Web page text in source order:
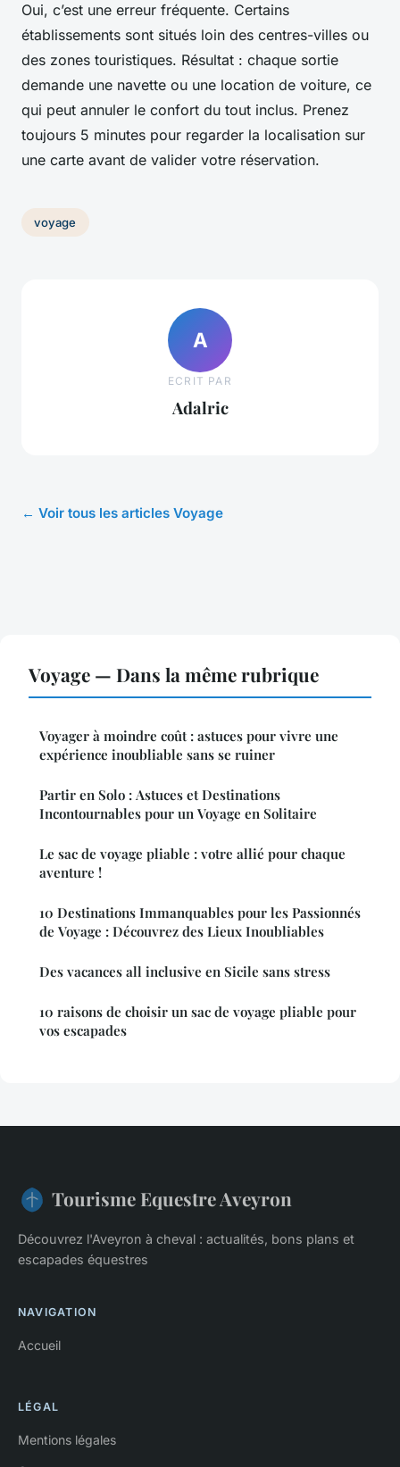
Oui, c’est une erreur fréquente. Certains
établissements sont situés loin des centres-villes ou
des zones touristiques. Résultat : chaque sortie
demande une navette ou une location de voiture, ce
qui peut annuler le confort du tout inclus. Prenez
toujours 5 minutes pour regarder la localisation sur
une carte avant de valider votre réservation.
voyage
A
ECRIT PAR
Adalric
← Voir tous les articles Voyage
Voyage — Dans la même rubrique
Voyager à moindre coût : astuces pour vivre une
expérience inoubliable sans se ruiner
Partir en Solo : Astuces et Destinations
Incontournables pour un Voyage en Solitaire
Le sac de voyage pliable : votre allié pour chaque
aventure !
10 Destinations Immanquables pour les Passionnés
de Voyage : Découvrez des Lieux Inoubliables
Des vacances all inclusive en Sicile sans stress
10 raisons de choisir un sac de voyage pliable pour
vos escapades
Tourisme Equestre Aveyron
Découvrez l'Aveyron à cheval : actualités, bons plans et
escapades équestres
NAVIGATION
Accueil
LÉGAL
Mentions légales